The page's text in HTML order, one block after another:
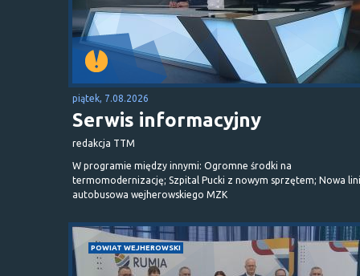
piątek, 7.08.2026
Serwis informacyjny
redakcja TTM
W programie między innymi: Ogromne środki na
termomodernizację; Szpital Pucki z nowym sprzętem; Nowa
autobusowa wejherowskiego MZK
POWIAT WEJHEROWSKI